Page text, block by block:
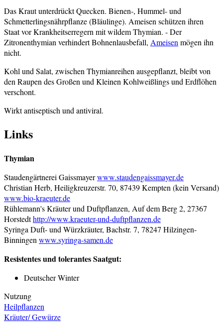
Das Kraut unterdrückt Quecken. Bienen-, Hummel- und
Schmetterlingsnährpflanze (Bläulinge). Ameisen schützen ihren
Staat vor Krankheitserregern mit wildem Thymian. - Der
Zitronenthymian verhindert Bohnenlausbefall, Ameisen mögen ihn
nicht.
Kohl und Salat, zwischen Thymianreihen ausgepflanzt, bleibt von
den Raupen des Großen und Kleinen Kohlweißlings und Erdflöhen
verschont.
Wirkt antiseptisch und antiviral.
Links
Thymian
Staudengärtnerei Gaissmayerwww.staudengaissmayer.de
Christian Herb, Heiligkreuzerstr. 70, 87439 Kempten (kein Versand)
www.bio-kraeuter.de
Rühlemann's Kräuter und Duftpflanzen, Auf dem Berg 2, 27367
Horstedthttp://www.kraeuter-und-duftpflanzen.de
Syringa Duft- und Würzkräuter, Bachstr. 7, 78247 Hilzingen-
Binningenwww.syringa-samen.de
Resistentes und tolerantes Saatgut:
Deutscher Winter
Nutzung
Heilpflanzen
Kräuter/ Gewürze